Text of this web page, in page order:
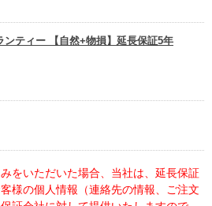
ンティー 【自然+物損】延長保証5年
をいただいた場合、当社は、延長保証
様の個人情報（連絡先の情報、ご注文